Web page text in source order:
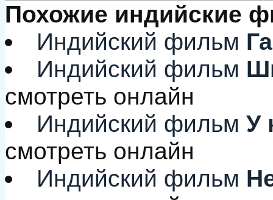
Похожие индийские
Индийский фильм
Индийский фильм
смотреть онлайн
Индийский фильм У
смотреть онлайн
Индийский фильм